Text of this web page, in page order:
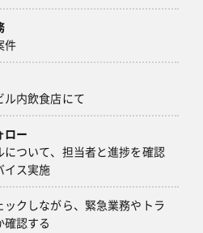
件
ル内飲食店にて
ロー
について、担当者と進捗を確認
イス実施
ックしながら、緊急業務やトラ
確認する